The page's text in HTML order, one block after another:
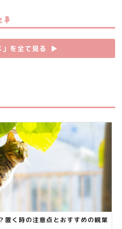
事
」を全て見る ▶︎
置く時の注意点とおすすめの観葉